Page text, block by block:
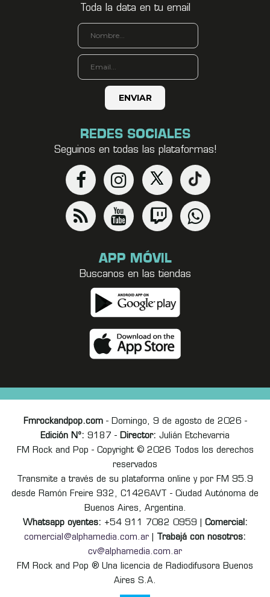
Toda la data en tu email
REDES SOCIALES
Seguinos en todas las plataformas!
APP MÓVIL
Buscanos en las tiendas
Fmrockandpop.com- Domingo, 9 de agosto de 2026 -
Edición Nº: 9187 - Director: Julián Etchevarria
FM Rock and Pop - Copyright © 2026 Todos los derechos
reservados
Transmite a través de su plataforma online y por FM 95.9
desde Ramón Freire 932, C1426AVT - Ciudad Autónoma de
Buenos Aires, Argentina.
Whatsapp oyentes: +54 911 7082 0959 | Comercial:
comercial@alphamedia.com.ar
Trabajá con nosotros:
cv@alphamedia.com.ar
FM Rock and Pop ® Una licencia de Radiodifusora Buenos
Aires S.A.